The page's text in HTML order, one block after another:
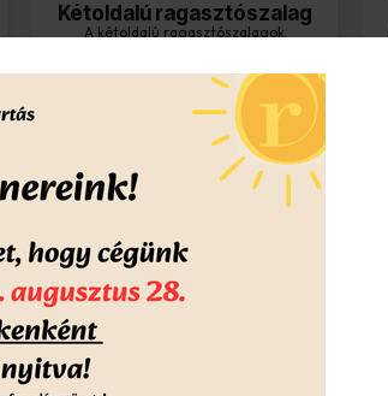
Kétoldalú ragasztószalag
A kétoldalú ragasztószalagok
-tól